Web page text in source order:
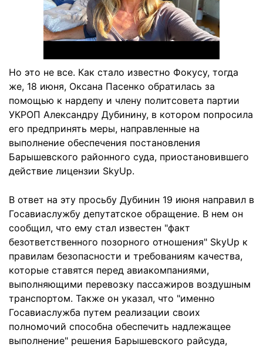
Но это не все. Как стало известно Фокусу, тогда
же, 18 июня, Оксана Пасенко обратилась за
помощью к нардепу и члену политсовета партии
УКРОП Александру Дубинину, в котором попросила
его предпринять меры, направленные на
выполнение обеспечения постановления
Барышевского районного суда, приостановившего
действие лицензии SkyUp.
В ответ на эту просьбу Дубинин 19 июня направил в
Госавиаслужбу депутатское обращение. В нем он
сообщил, что ему стал известен "факт
безответственного позорного отношения" SkyUp к
правилам безопасности и требованиям качества,
которые ставятся перед авиакомпаниями,
выполняющими перевозку пассажиров воздушным
транспортом. Также он указал, что "именно
Госавиаслужба путем реализации своих
полномочий способна обеспечить надлежащее
выполнение" решения Барышевского райсуда,